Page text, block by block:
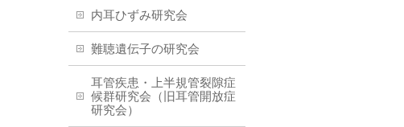
内耳ひずみ研究会
難聴遺伝子の研究会
耳管疾患・上半規管裂隙症
候群研究会（旧耳管開放症
研究会）